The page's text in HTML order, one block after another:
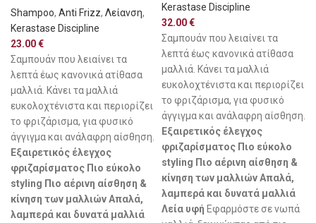
Shampoo, Anti Frizz, Λείανση,
Kerastase Discipline
23.00€
Σαμπουάν που λειαίνει τα
λεπτά έως κανονικά ατίθασα
μαλλιά. Κάνει τα μαλλιά
ευκολοχτένιστα και περιορίζει
το φριζάρισμα, για φυσικό
άγγιγμα και ανάλαφρη αίσθηση.
Εξαιρετικός έλεγχος
φριζαρίσματος Πιο εύκολο
styling Πιο αέρινη αίσθηση &
κίνηση των μαλλιών Απαλά,
λαμπερά και δυνατά μαλλιά
Kerastase Discipline
32.00€
Σαμπουάν που λειαίνει τα
λεπτά έως κανονικά ατίθασα
μαλλιά. Κάνει τα μαλλιά
ευκολοχτένιστα και περιορίζει
το φριζάρισμα, για φυσικό
άγγιγμα και ανάλαφρη αίσθηση.
Εξαιρετικός έλεγχος
φριζαρίσματος Πιο εύκολο
styling Πιο αέρινη αίσθηση &
κίνηση των μαλλιών Απαλά,
λαμπερά και δυνατά μαλλιά
Λεία υφή Εφαρμόστε σε νωπά